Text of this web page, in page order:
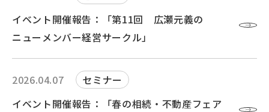
イベント開催報告：「第11回 広瀬元義の
ニューメンバー経営サークル」
2026.04.07
セミナー
イベント開催報告：「春の相続・不動産フェア